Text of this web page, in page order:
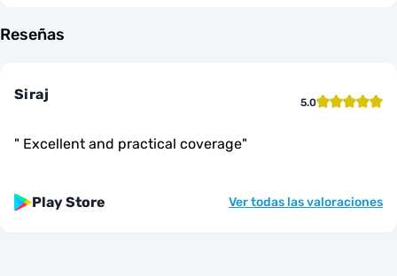
Reseñas
Siraj 5.0
" Excellent and practical coverage"
Play Store Ver todas las valoraciones